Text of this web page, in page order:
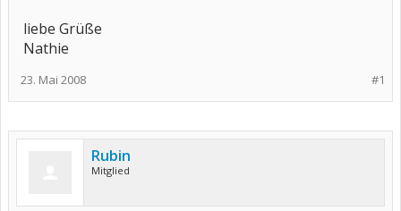
liebe Grüße
Nathie
#1
23. Mai 2008
Rubin
Mitglied